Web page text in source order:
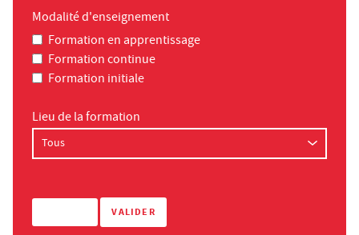
Modalité d'enseignement
Formation en apprentissage
Formation continue
Formation initiale
Lieu de la formation